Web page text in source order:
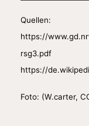
Quellen:
https://
rsg3.pdf
https://
Foto: (W.carter,